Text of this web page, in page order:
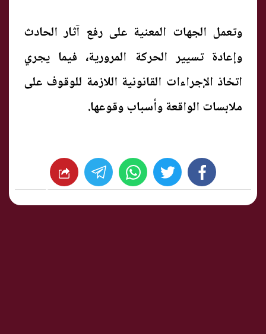
وتعمل الجهات المعنية على رفع آثار الحادث
وإعادة تسيير الحركة المرورية، فيما يجري
اتخاذ الإجراءات القانونية اللازمة للوقوف على
ملابسات الواقعة وأسباب وقوعها.
facebook
twitter
whats شارك